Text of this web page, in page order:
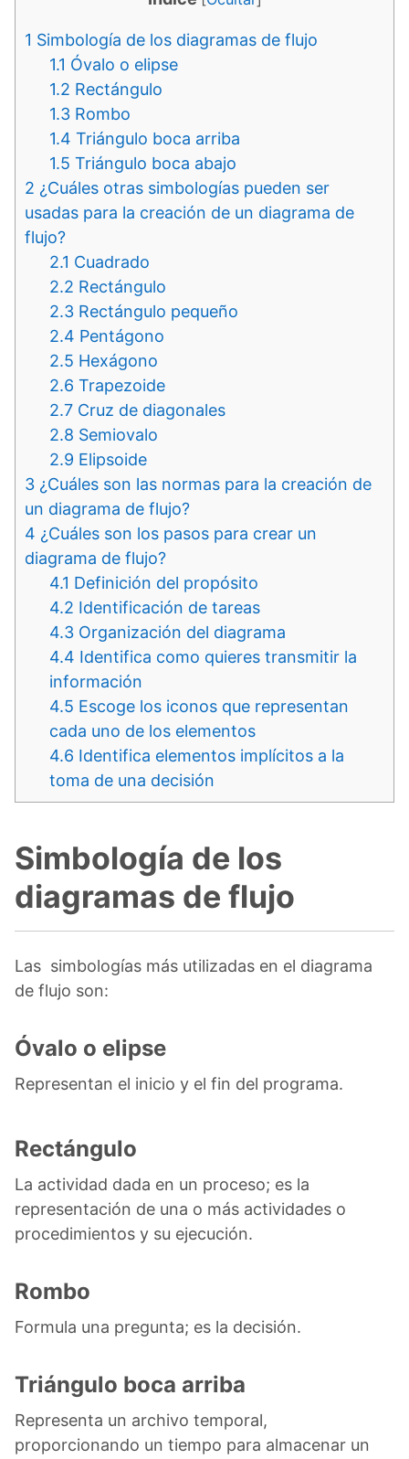
1 Simbología de los diagramas de flujo
1.1 Óvalo o elipse
1.2 Rectángulo
1.3 Rombo
1.4 Triángulo boca arriba
1.5 Triángulo boca abajo
2 ¿Cuáles otras simbologías pueden ser
usadas para la creación de un diagrama de
flujo?
2.1 Cuadrado
2.2 Rectángulo
2.3 Rectángulo pequeño
2.4 Pentágono
2.5 Hexágono
2.6 Trapezoide
2.7 Cruz de diagonales
2.8 Semiovalo
2.9 Elipsoide
3 ¿Cuáles son las normas para la creación de
un diagrama de flujo?
4 ¿Cuáles son los pasos para crear un
diagrama de flujo?
4.1 Definición del propósito
4.2 Identificación de tareas
4.3 Organización del diagrama
4.4 Identifica como quieres transmitir la
información
4.5 Escoge los iconos que representan
cada uno de los elementos
4.6 Identifica elementos implícitos a la
toma de una decisión
Simbología de los
diagramas de flujo
Las simbologías más utilizadas en el diagrama
de flujo son:
Óvalo o elipse
Representan el inicio y el fin del programa.
Rectángulo
La actividad dada en un proceso; es la
representación de una o más actividades o
procedimientos y su ejecución.
Rombo
Formula una pregunta; es la decisión.
Triángulo boca arriba
Representa un archivo temporal,
proporcionando un tiempo para almacenar un